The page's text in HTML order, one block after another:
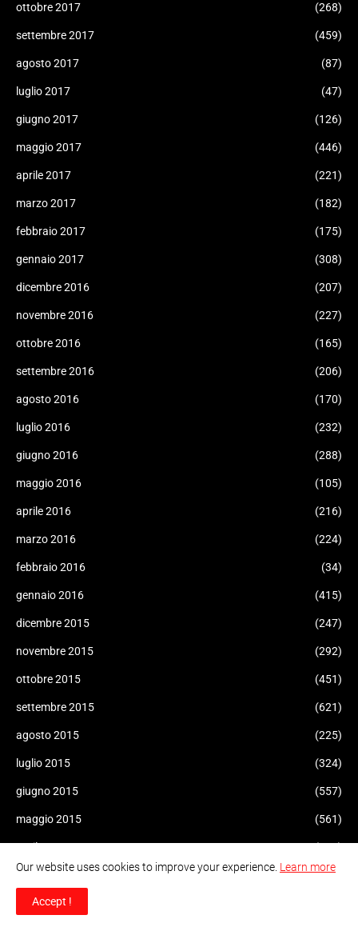
ottobre 2017 (268)
settembre 2017 (459)
agosto 2017 (87)
luglio 2017 (47)
giugno 2017 (126)
maggio 2017 (446)
aprile 2017 (221)
marzo 2017 (182)
febbraio 2017 (175)
gennaio 2017 (308)
dicembre 2016 (207)
novembre 2016 (227)
ottobre 2016 (165)
settembre 2016 (206)
agosto 2016 (170)
luglio 2016 (232)
giugno 2016 (288)
maggio 2016 (105)
aprile 2016 (216)
marzo 2016 (224)
febbraio 2016 (34)
gennaio 2016 (415)
dicembre 2015 (247)
novembre 2015 (292)
ottobre 2015 (451)
settembre 2015 (621)
agosto 2015 (225)
luglio 2015 (324)
giugno 2015 (557)
maggio 2015 (561)
aprile 2015 (471)
marzo 2015 (470)
febbraio 2015
Our website uses cookies to improve your experience. Learn more
Accept !